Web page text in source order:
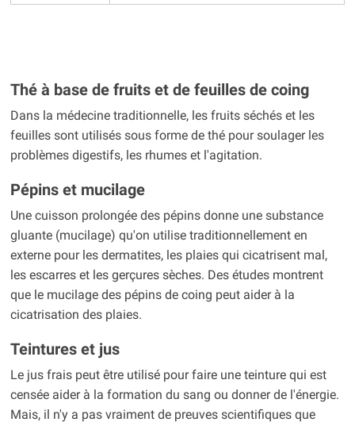
Thé à base de fruits et de feuilles de coing
Dans la médecine traditionnelle, les fruits séchés et les
feuilles sont utilisés sous forme de thé pour soulager les
problèmes digestifs, les rhumes et l'agitation.
Pépins et mucilage
Une cuisson prolongée des pépins donne une substance
gluante (mucilage) qu'on utilise traditionnellement en
externe pour les dermatites, les plaies qui cicatrisent mal,
les escarres et les gerçures sèches. Des études montrent
que le mucilage des pépins de coing peut aider à la
cicatrisation des plaies.
Teintures et jus
Le jus frais peut être utilisé pour faire une teinture qui est
censée aider à la formation du sang ou donner de l'énergie.
Mais, il n'y a pas vraiment de preuves scientifiques que